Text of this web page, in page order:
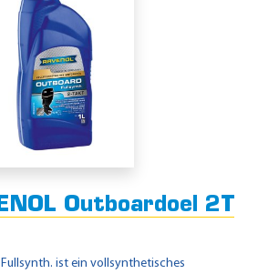
Outboardoel 2T
Fullsynth. ist ein vollsynthetisches